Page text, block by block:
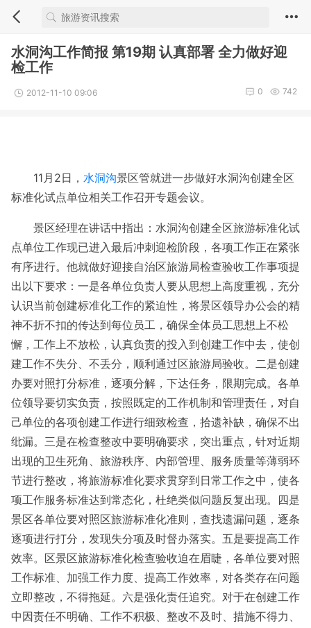
水洞沟工作简报 第19期 认真部署 全力做好迎
检工作
2012-11-10 09:06 742
0
11月2日， 水洞沟景区管就进一步做好水洞沟创建全区
标准化试点单位相关工作召开专题会议。
景区经理在讲话中指出：水洞沟创建全区旅游标准化试
点单位工作现已进入最后冲刺迎检阶段，各项工作正在紧张
有序进行。他就做好迎接自治区旅游局检查验收工作事项提
出以下要求：一是各单位负责人要从思想上高度重视，充分
认识当前创建标准化工作的紧迫性，将景区领导办公会的精
神不折不扣的传达到每位员工，确保全体员工思想上不松
懈，工作上不放松，认真负责的投入到创建工作中去，使创
建工作不失分、不丢分，顺利通过区旅游局验收。二是创建
办要对照打分标准，逐项分解，下达任务，限期完成。各单
位领导要切实负责，按照既定的工作机制和管理责任，对自
己单位的各项创建工作进行细致检查，拾遗补缺，确保不出
纰漏。三是在检查整改中要明确要求，突出重点，针对近期
出现的卫生死角、旅游秩序、内部管理、服务质量等薄弱环
节进行整改，将旅游标准化要求贯穿到日常工作之中，使各
项工作服务标准达到常态化，杜绝类似问题反复出现。四是
景区各单位要对照区旅游标准化准则，查找遗漏问题，逐条
逐项进行打分，发现失分项及时督办落实。五是要提高工作
效率。区景区旅游标准化检查验收迫在眉睫，各单位要对照
工作标准、加强工作力度、提高工作效率，对各类存在问题
立即整改，不得拖延。六是强化责任追究。对于在创建工作
中因责任不明确、工作不积极、整改不及时、措施不得力、